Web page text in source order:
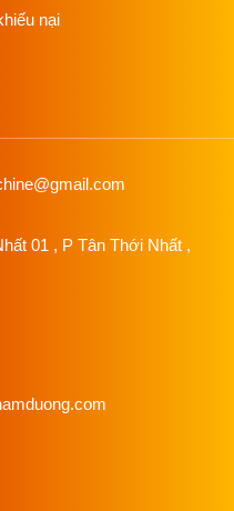
nại
01 , P Tân Thới Nhất ,